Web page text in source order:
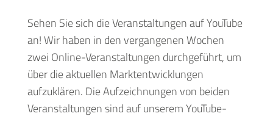
Sehen Sie sich die Veranstaltungen auf YouTube
an! Wir haben in den vergangenen Wochen
zwei Online-Veranstaltungen durchgeführt, um
über die aktuellen Marktentwicklungen
aufzuklären. Die Aufzeichnungen von beiden
Veranstaltungen sind auf unserem YouTube-